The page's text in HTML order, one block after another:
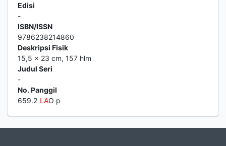
Edisi
-
ISBN/ISSN
9786238214860
Deskripsi Fisik
15,5 x 23 cm, 157 hlm
Judul Seri
-
No. Panggil
659.2 LAO p